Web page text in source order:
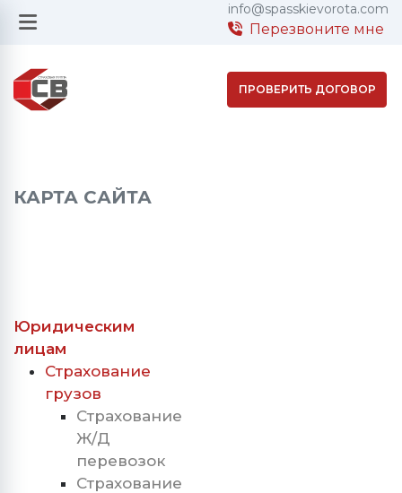
info@spasskievorota.com
Перезвоните мне
ПРОВЕРИТЬ ДОГОВОР
КАРТА САЙТА
Юридическим
лицам
Страхование
грузов
Страхование
Ж/Д
перевозок
Страхование